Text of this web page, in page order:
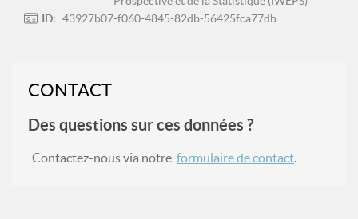
ID: 43927b07-f060-4845-82db-56425fca77db
CONTACT
Des questions sur ces données ?
Contactez-nous via notre formulaire de contact.